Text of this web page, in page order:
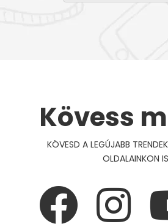
Kövess
KÖVESD A LEGÚJABB
OLDALAINKON